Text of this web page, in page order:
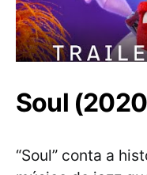
Soul
“Soul” conta a